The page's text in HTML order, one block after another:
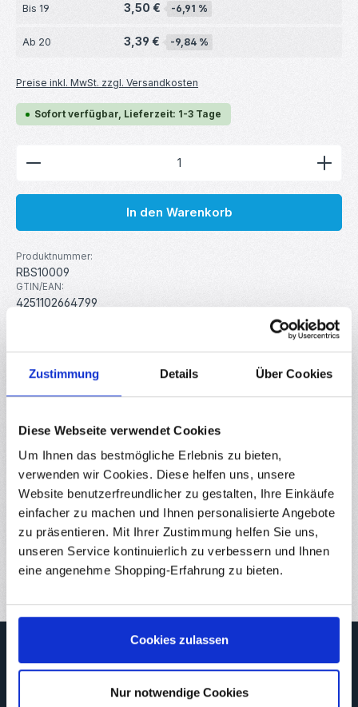
Zustimmung Details Über Cookies
Diese Webseite verwendet Cookies
Um Ihnen das bestmögliche Erlebnis zu bieten,
verwenden wir Cookies. Diese helfen uns, unsere
Website benutzerfreundlicher zu gestalten, Ihre Einkäufe
einfacher zu machen und Ihnen personalisierte Angebote
zu präsentieren. Mit Ihrer Zustimmung helfen Sie uns,
unseren Service kontinuierlich zu verbessern und Ihnen
eine angenehme Shopping-Erfahrung zu bieten.
Cookies zulassen
Nur notwendige Cookies
Bis 19 3,50 € -6,91 %
Ab 20 3,39 € -9,84 %
Preise inkl. MwSt. zzgl. Versandkosten
Sofort verfügbar, Lieferzeit: 1-3 Tage
Produkt Anzahl: Gib den gewünschten Wert ein
In den Warenkorb
Produktnummer:
RBS10009
GTIN/EAN:
4251102664799
Beschleuningungs- und Lagesensor in nur einem Chip
kombiniert. Durch einsatz eines… Mehr
Eigenschaften
Downloads
Bewertungen
6
Abonnieren Sie jetzt unseren regelmäßig erscheinenden
Newsletter, um rechtzeitig über neue Produkte und Angebote